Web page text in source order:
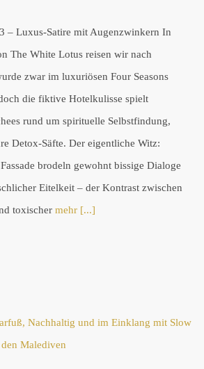
– Luxus-Satire mit Augenzwinkern In
The White Lotus reisen wir nach
zwar im luxuriösen Four Seasons
die fiktive Hotelkulisse spielt
rund um spirituelle Selbstfindung,
Detox-Säfte. Der eigentliche Witz:
brodeln gewohnt bissige Dialoge
Eitelkeit – der Kontrast zwischen
toxischer mehr [...]